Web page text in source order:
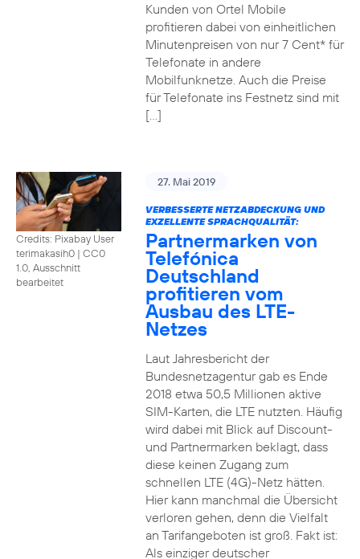
Kunden von Ortel Mobile
profitieren dabei von einheitlichen
Minutenpreisen von nur 7 Cent* für
Telefonate in andere
Mobilfunknetze. Auch die Preise
für Telefonate ins Festnetz sind mit
[…]
Credits: Pixabay User
terimakasih0 | CC0
1.0, Ausschnitt
bearbeitet
27. Mai 2019
VERBESSERTE NETZABDECKUNG UND
EXZELLENTE SPRACHQUALITÄT:
Partnermarken von
Telefónica
Deutschland
profitieren vom
Ausbau des LTE-
Netzes
Laut Jahresbericht der
Bundesnetzagentur gab es Ende
2018 etwa 50,5 Millionen aktive
SIM-Karten, die LTE nutzten. Häufig
wird dabei mit Blick auf Discount-
und Partnermarken beklagt, dass
diese keinen Zugang zum
schnellen LTE (4G)-Netz hätten.
Hier kann manchmal die Übersicht
verloren gehen, denn die Vielfalt
an Tarifangeboten ist groß. Fakt ist:
Als einziger deutscher